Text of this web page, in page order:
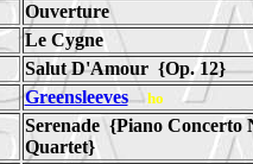
Ouverture
Le Cygne
Salut D'Amour {Op. 12}
Greensleeves ho
Serenade {Piano
Quartet}